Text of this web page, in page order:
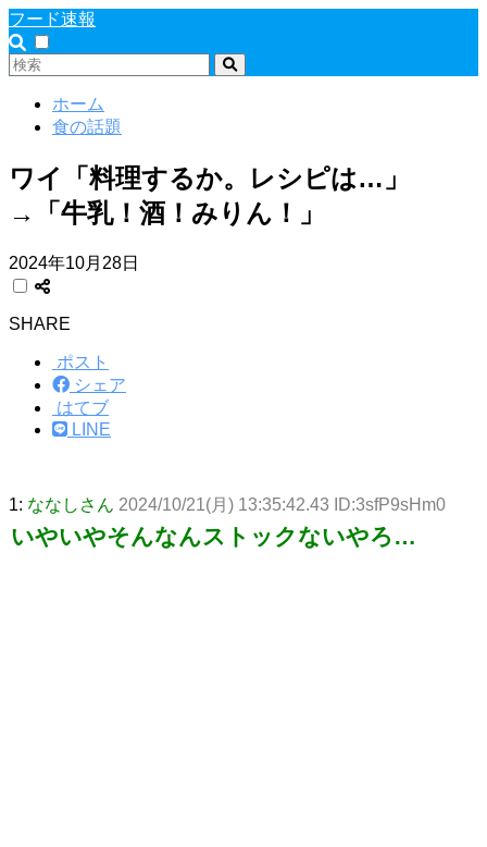
フード速報
ホーム
食の話題
ワイ「料理するか。レシピは…」
→「牛乳！酒！みりん！」
2024年10月28日
SHARE
ポスト
シェア
はてブ
LINE
1: ななしさん 2024/10/21(月) 13:35:42.43 ID:3sfP9sHm0
いやいやそんなんストックないやろ…